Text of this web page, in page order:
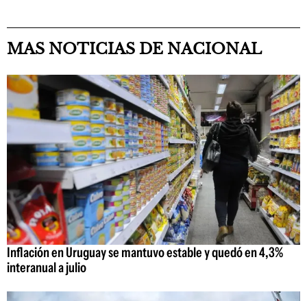
MAS NOTICIAS DE NACIONAL
Inflación en Uruguay se mantuvo estable y quedó en 4,3%
interanual a julio